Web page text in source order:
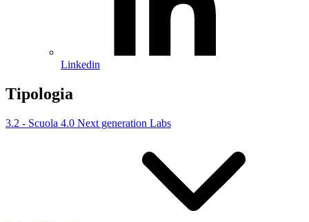
Linkedin
Tipologia
3.2 - Scuola 4.0 Next generation Labs